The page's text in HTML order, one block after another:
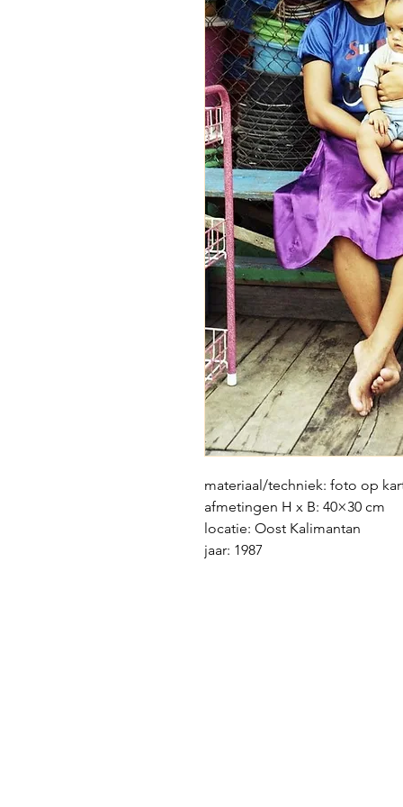
materiaal/techniek: foto op
afmetingen H x B: 40×30 cm
locatie: Oost Kalimantan
jaar: 1987